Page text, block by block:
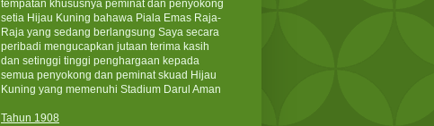
tempatan khususnya peminat dan penyokong
setia Hijau Kuning bahawa Piala Emas Raja-
Raja yang sedang berlangsung Saya secara
peribadi mengucapkan jutaan terima kasih
dan setinggi tinggi penghargaan kepada
semua penyokong dan peminat skuad Hijau
Kuning yang memenuhi Stadium Darul Aman
Tahun 1908